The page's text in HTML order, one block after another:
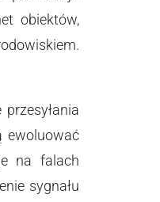
obiektów,
ewoluować
na falach
sygnału